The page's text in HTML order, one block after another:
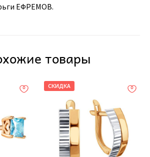
ЕФРЕМОВ.
товары
СКИДКА